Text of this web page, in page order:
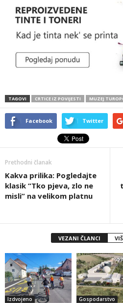
TAGOVI CRTICE IZ POVIJESTI MUZEJ
Facebook Twitter
Prethodni članak
Kakva prilika: Pogledajte
klasik “Tko pjeva, zlo ne
misli” na velikom platnu
VEZANI ČLANCI
Izdvojeno Gospodarstvo